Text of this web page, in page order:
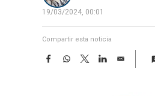
19/03/2024, 00:01
Compartir esta noticia
F
W
T
w
L
E